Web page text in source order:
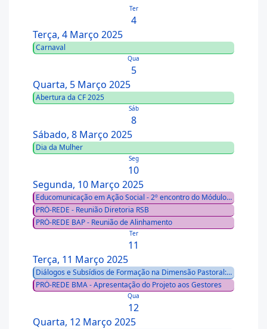
4
Ter
Terça, 4 Março 2025
Carnaval
5
Qua
Quarta, 5 Março 2025
Abertura da CF 2025
8
Sáb
Sábado, 8 Março 2025
Dia da Mulher
10
Seg
Segunda, 10 Março 2025
Educomunicação em Ação Social - 2º encontro do Módulo
III
PRÓ-REDE - Reunião Diretoria RSB
PRÓ-REDE BAP - Reunião de Alinhamento
11
Ter
Terça, 11 Março 2025
Diálogos e Subsídios de Formação na Dimensão Pastoral:
A Identidade do Coordenador e Assessor de Pastoral
PRÓ-REDE BMA - Apresentação do Projeto aos Gestores
12
Qua
Quarta, 12 Março 2025